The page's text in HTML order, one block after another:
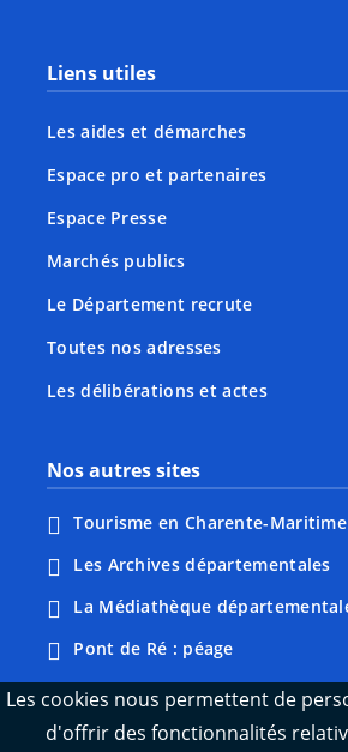
Liens utiles
Les aides et démarches
Espace pro et partenaires
Espace Presse
Marchés publics
Le Département recrute
Toutes nos adresses
Les délibérations et actes
Nos autres sites
Tourisme en Charente-Maritime
Les Archives départementales
La Médiathèque
Pont de Ré : péage
Webcams : Ré info trafic
Webcams : Oléron info trafic
Les cookies nous permettent de
d'offrir des fonctionnalités